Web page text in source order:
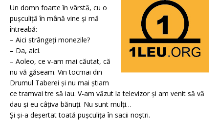
Un domn foarte în vârstă, cu o
pușculiță în mână vine și mă
întreabă:
– Aici strângeți monezile?
– Da, aici.
– Aoleo, ce v-am mai căutat, că
nu vă găseam. Vin tocmai din
Drumul Taberei și nu mai știam
ce tramvai tre să iau. V-am văzut la televizor și am venit să vă
dau și eu câțiva bănuți. Nu sunt mulți…
Și și-a deșertat toată pușculița în sacii noștri.